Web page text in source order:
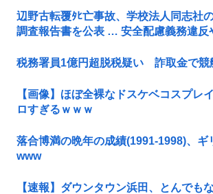
辺野古転覆ﾀﾋ亡事故、学校法人同志社
調査報告書を公表 … 安全配慮義務違反
税務署員1億円超脱税疑い 詐取金で競
【画像】ほぼ全裸なドスケベコスプレ
ロすぎるｗｗｗ
落合博満の晩年の成績(1991-1998)、ギ
www
【速報】ダウンタウン浜田、とんでも